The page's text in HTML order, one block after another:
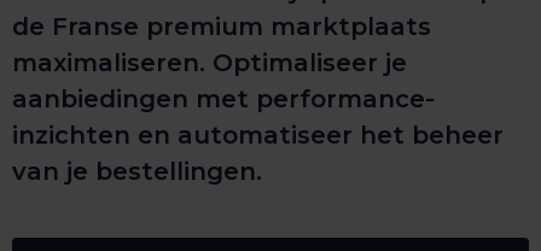
de Franse premium marktplaats
maximaliseren. Optimaliseer je
aanbiedingen met performance-
inzichten en automatiseer het beheer
van je bestellingen.